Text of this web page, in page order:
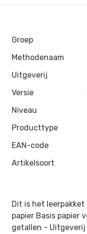
Groep
Methodenaam
Uitgeverij
Versie
Niveau
Producttype
EAN-code
Artikelsoort
Dit is het
papier Basis papier
getallen - Uitgeverij